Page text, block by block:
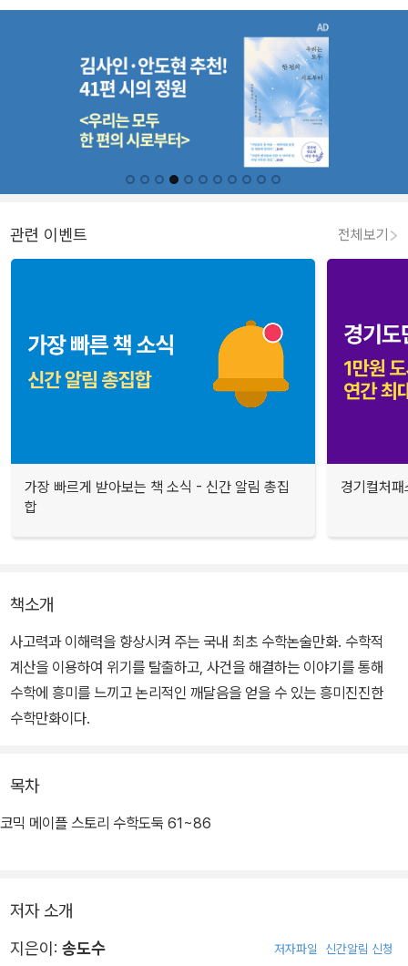
관련 이벤트 전체보기
가장 빠르게 받아보는 책 소식 - 신간 알림 총집
합
경기컬처
책소개
사고력과 이해력을 향상시켜 주는 국내 최초 수학논술만화. 수학적
계산을 이용하여 위기를 탈출하고, 사건을 해결하는 이야기를 통해
수학에 흥미를 느끼고 논리적인 깨달음을 얻을 수 있는 흥미진진한
수학만화이다.
목차
코믹 메이플 스토리 수학도둑 61~86
저자 소개
지은이: 송도수 저자파일 신간알림 신청